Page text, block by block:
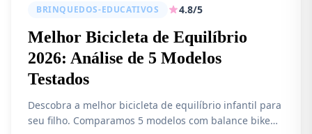
BRINQUEDOS-EDUCATIVOS 4.8/5
Melhor Bicicleta de Equilíbrio
2026: Análise de 5 Modelos
Testados
Descobra a melhor bicicleta de equilíbrio infantil para
seu filho. Comparamos 5 modelos com balance bike